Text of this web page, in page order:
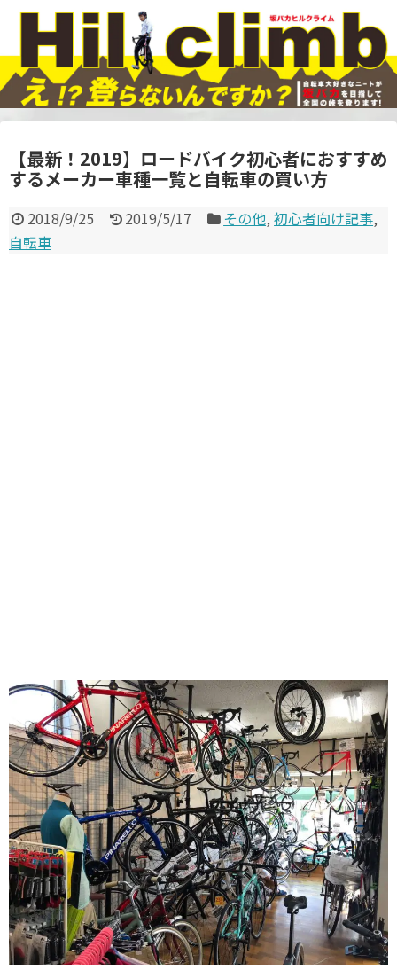
【最新！2019】ロードバイク初心者におすすめ
するメーカー車種一覧と自転車の買い方
2018/9/25 2019/5/17 その他,初心者向け記事,
自転車